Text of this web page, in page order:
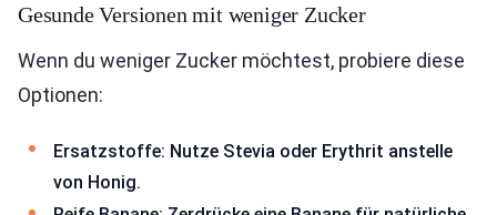
Gesunde Versionen mit weniger Zucker
Wenn du weniger Zucker möchtest, probiere diese
Optionen:
Ersatzstoffe: Nutze Stevia oder Erythrit anstelle
von Honig.